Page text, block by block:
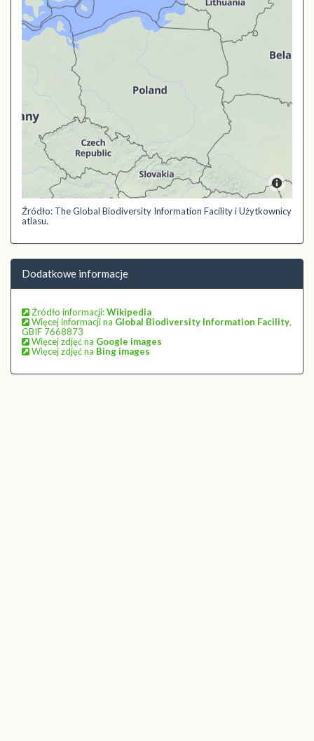
Źródło: The Global Biodiversity Information Facility i Użytkownicy
atlasu.
Dodatkowe informacje
Źródło informacji:Wikipedia
Więcej informacji na Global Biodiversity Information Facility,
GBIF 7668873
Więcej zdjęć na Google images
Więcej zdjęć na Bing images